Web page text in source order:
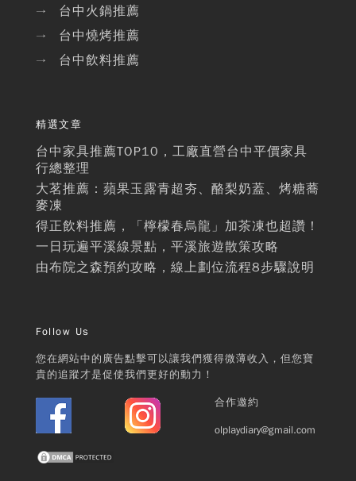
→ 台中火鍋推薦
→ 台中燒烤推薦
→ 台中飲料推薦
精選文章
台中家具推薦TOP10，工廠直營台中平價家具
行總整理
大茗推薦：蘋果玉露青超夯、酪梨奶蓋、烤糖蕎
麥凍
得正飲料推薦，「檸檬春烏龍」加茶凍也超讚！
一日玩遍平溪線景點，平溪旅遊散策攻略
由布院之森預約攻略，線上劃位流程8步驟說明
Follow Us
您在網站中的廣告點擊可以讓我們獲得微薄收入，但您寶
貴的追蹤才是促使我們更好的動力！
合作邀約
olplaydiary@gmail.com